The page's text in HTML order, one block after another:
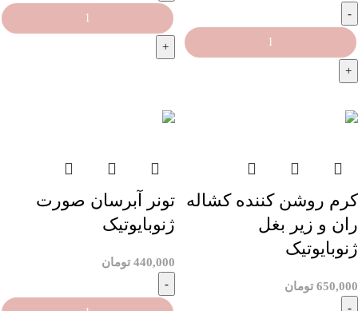
کرم روشن کننده کشاله
ران و زیر بغل
ژنوبایوتیک
650,000 تومان
تونر آبرسان صورت
ژنوبایوتیک
440,000 تومان